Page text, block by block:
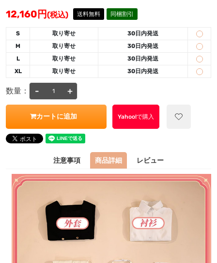
12,160 円(税込) 送料無料 同梱割引
S 取り寄せ
30日内発送
M
取り寄せ
30日内発送
L
取り寄せ
30日内発送
XL
取り寄せ 30日内発送
数量： - +
カートに追加 Yahoo!で購入
注意事項 商品詳細 レビュー